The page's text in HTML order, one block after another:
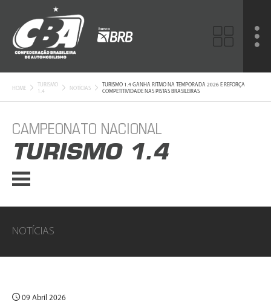
HOME
TURISMO
1.4
NOTÍCIAS
TURISMO 1.4 GANHA RITMO NA TEMPORADA 2026 E REFORÇA
COMPETITIVIDADE NAS PISTAS BRASILEIRAS
CAMPEONATO NACIONAL
TURISMO 1.4
NOTÍCIAS
09 Abril 2026